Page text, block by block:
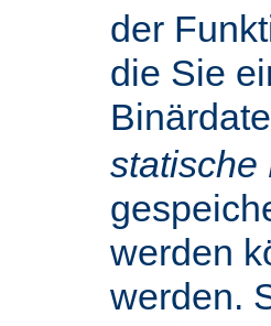
der
die Sie
statische
werden
werden.